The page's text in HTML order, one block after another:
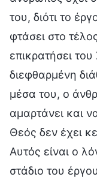
του, διότι το
φτάσει στο
επικρατήσει
διεφθαρμένη
μέσα του, ο
αμαρτάνει και
Θεός δεν έχει
Αυτός είναι ο
στάδιο του